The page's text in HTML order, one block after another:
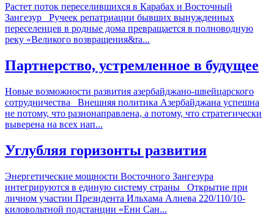
Растет поток переселившихся в Карабах и Восточный
Зангезур Ручеек репатриации бывших вынужденных
переселенцев в родные дома превращается в полноводную
реку «Великого возвращения&ra...
Партнерство, устремленное в будущее
Новые возможности развития азербайджано-швейцарского
сотрудничества Внешняя политика Азербайджана успешна
не потому, что разнонаправлена, а потому, что стратегически
выверена на всех нап...
Углубляя горизонты развития
Энергетические мощности Восточного Зангезура
интегрируются в единую систему страны Открытие при
личном участии Президента Ильхама Алиева 220/110/10-
киловольтной подстанции «Ени Сан...